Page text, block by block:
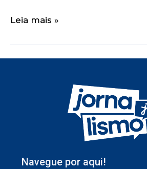
Leia mais »
Navegue por aqui!